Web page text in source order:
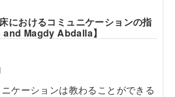
おけるコミュニケーションの指
Magdy Abdalla】
ケーションは教わることができる